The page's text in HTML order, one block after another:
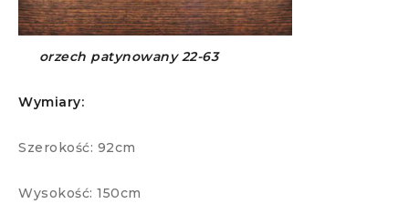
orzech patynowany 22-63
Wymiary:
Szerokość: 92cm
Wysokość: 150cm